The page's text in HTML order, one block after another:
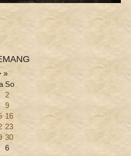
»
So
2
9
16
23
30
6